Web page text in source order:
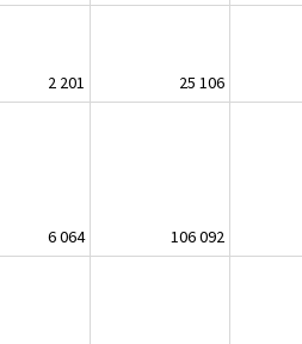
2 201
25 106
6 064
106 092